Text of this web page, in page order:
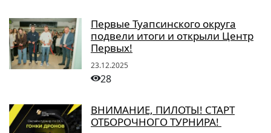
Первые Туапсинского округа
подвели итоги и открыли Центр
Первых!
23.12.2025
28
ВНИМАНИЕ, ПИЛОТЫ! СТАРТ
ОТБОРОЧНОГО ТУРНИРА!